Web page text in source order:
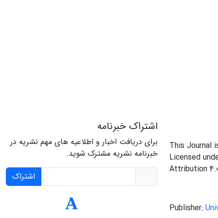
This Journal
Licensed
Attribution
Publisher:
اشتراک خبرنامه
برای دریافت اخبار و اطلاعیه های مهم نشریه در
خبرنامه نشریه مشترک شوید.
اشتراک